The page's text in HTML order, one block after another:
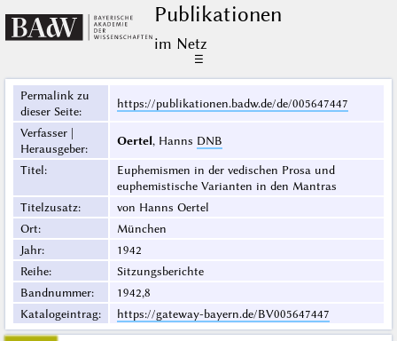
Publikationen
im Netz
☰
Permalink zu
dieser Seite:
https://publikationen.badw.de/de/005647447
Verfasser |
Herausgeber:
Oertel, Hanns DNB
Titel:
Euphemismen in der vedischen Prosa und
euphemistische Varianten in den Mantras
Titelzusatz:
von Hanns Oertel
Ort:
München
Jahr:
1942
Reihe:
Sitzungsberichte
Bandnummer:
1942,8
Katalogeintrag: https://gateway-bayern.de/BV005647447